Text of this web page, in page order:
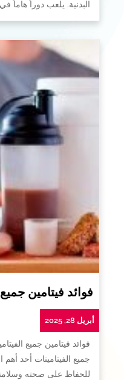
البدنية. يلعب دوراً هاماً
فوائد فيتامين
أبريل 28, 2025
فوائد فيتامين جميع
جميع الفيتامينات أحد أهم
للحفاظ على صحته